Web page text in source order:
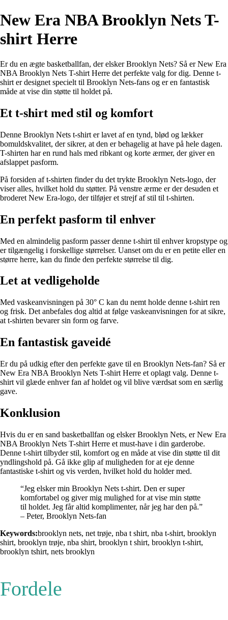
New Era NBA Brooklyn Nets T-
shirt Herre
Er du en ægte basketballfan, der elsker Brooklyn Nets? Så er New Era
NBA Brooklyn Nets T-shirt Herre det perfekte valg for dig. Denne t-
shirt er designet specielt til Brooklyn Nets-fans og er en fantastisk
måde at vise din støtte til holdet på.
Et t-shirt med stil og komfort
Denne Brooklyn Nets t-shirt er lavet af en tynd, blød og lækker
bomuldskvalitet, der sikrer, at den er behagelig at have på hele dagen.
T-shirten har en rund hals med ribkant og korte ærmer, der giver en
afslappet pasform.
På forsiden af ​​t-shirten finder du det trykte Brooklyn Nets-logo, der
viser alles, hvilket hold du støtter. På venstre ærme er der desuden et
broderet New Era-logo, der tilføjer et strejf af stil til t-shirten.
En perfekt pasform til enhver
Med en almindelig pasform passer denne t-shirt til enhver kropstype og
er tilgængelig i forskellige størrelser. Uanset om du er en petite eller en
større herre, kan du finde den perfekte størrelse til dig.
Let at vedligeholde
Med vaskeanvisningen på 30° C kan du nemt holde denne t-shirt ren
og frisk. Det anbefales dog altid at følge vaskeanvisningen for at sikre,
at t-shirten bevarer sin form og farve.
En fantastisk gaveidé
Er du på udkig efter den perfekte gave til en Brooklyn Nets-fan? Så er
New Era NBA Brooklyn Nets T-shirt Herre et oplagt valg. Denne t-
shirt vil glæde enhver fan af holdet og vil blive værdsat som en særlig
gave.
Konklusion
Hvis du er en sand basketballfan og elsker Brooklyn Nets, er New Era
NBA Brooklyn Nets T-shirt Herre et must-have i din garderobe.
Denne t-shirt tilbyder stil, komfort og en måde at vise din støtte til dit
yndlingshold på. Gå ikke glip af muligheden for at eje denne
fantastiske t-shirt og vis verden, hvilket hold du holder med.
“Jeg elsker min Brooklyn Nets t-shirt. Den er super
komfortabel og giver mig mulighed for at vise min støtte
til holdet. Jeg får altid komplimenter, når jeg har den på.”
– Peter, Brooklyn Nets-fan
Keywords:brooklyn nets, net trøje, nba t shirt, nba t-shirt, brooklyn
shirt, brooklyn trøje, nba shirt, brooklyn t shirt, brooklyn t-shirt,
brooklyn tshirt, nets brooklyn
Fordele